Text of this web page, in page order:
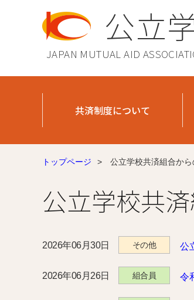
公立
JAPAN MUTUAL AID
共済制度について
トップページ > 公立学校共済組合か
公立学校共
2026年06月30日 その他 公
2026年06月26日 組合員 令